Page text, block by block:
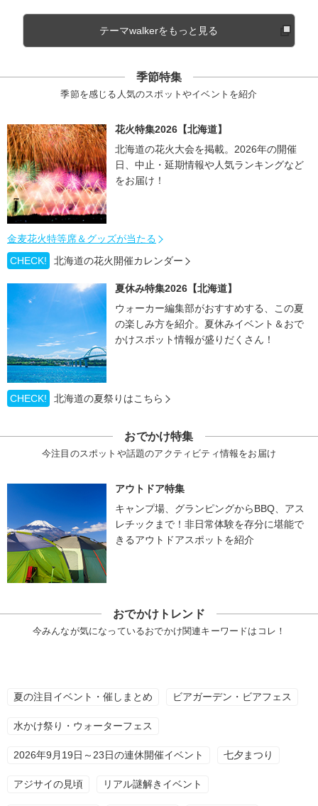
テーマwalkerをもっと見る
季節特集
季節を感じる人気のスポットやイベントを紹介
花火特集2026【北海道】
北海道の花火大会を掲載。2026年の開催
日、中止・延期情報や人気ランキングなど
をお届け！
金麦花火特等席＆グッズが当たる
CHECK!
北海道の花火開催カレンダー
夏休み特集2026【北海道】
ウォーカー編集部がおすすめする、この夏
の楽しみ方を紹介。夏休みイベント＆おで
かけスポット情報が盛りだくさん！
CHECK! 北海道の夏祭りはこちら
おでかけ特集
今注目のスポットや話題のアクティビティ情報をお届け
アウトドア特集
キャンプ場、グランピングからBBQ、アス
レチックまで！非日常体験を存分に堪能で
きるアウトドアスポットを紹介
おでかけトレンド
今みんなが気になっているおでかけ関連キーワードはコレ！
夏の注目イベント・催しまとめ ビアガーデン・ビアフェス
水かけ祭り・ウォーターフェス
2026年9月19日～23日の連休開催イベント 七夕まつり
アジサイの見頃 リアル謎解きイベント